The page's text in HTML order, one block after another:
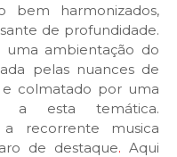
bem harmonizados,
de profundidade.
uma ambientação do
pelas nuances de
colmatado por uma
a esta temática.
recorrente musica
de destaque.Aqui